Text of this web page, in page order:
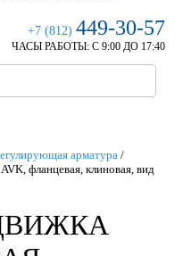
+7 (812) 449-30-57
ЧАСЫ РАБОТЫ: С 9:00 ДО 17:40
арматура /
фланцевая, клиновая, вид